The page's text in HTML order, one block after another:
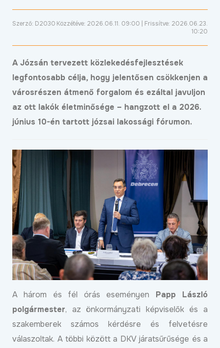
Szerző: D2030 Közzétéve: 2026.06.11. 09:00 | Frissítve: 2026.06.23.
10:20
A Józsán tervezett közlekedésfejlesztések
legfontosabb célja, hogy jelentősen csökkenjen a
városrészen átmenő forgalom és ezáltal javuljon
az ott lakók életminősége – hangzott el a 2026.
június 10-én tartott józsai lakossági fórumon.
A három és fél órás eseményen Papp László
polgármester, az önkormányzati képviselők és a
szakemberek számos kérdésre és felvetésre
válaszoltak. A többi között a DKV járatsűrűsége és a